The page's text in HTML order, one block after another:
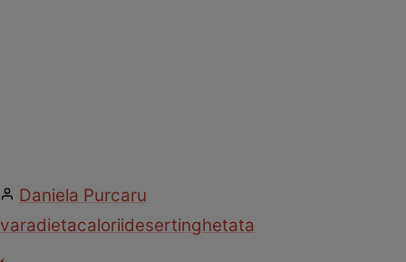
Daniela Purcaru
varadietacaloriidesertinghetata